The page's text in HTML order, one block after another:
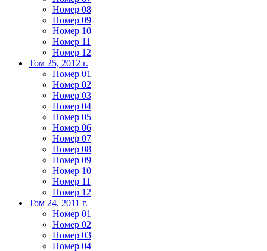
Номер 08
Номер 09
Номер 10
Номер 11
Номер 12
Том 25, 2012 г.
Номер 01
Номер 02
Номер 03
Номер 04
Номер 05
Номер 06
Номер 07
Номер 08
Номер 09
Номер 10
Номер 11
Номер 12
Том 24, 2011 г.
Номер 01
Номер 02
Номер 03
Номер 04